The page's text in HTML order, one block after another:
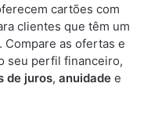
cartões com
clientes que têm um
Compare as ofertas e
seu perfil financeiro,
de juros, anuidade e